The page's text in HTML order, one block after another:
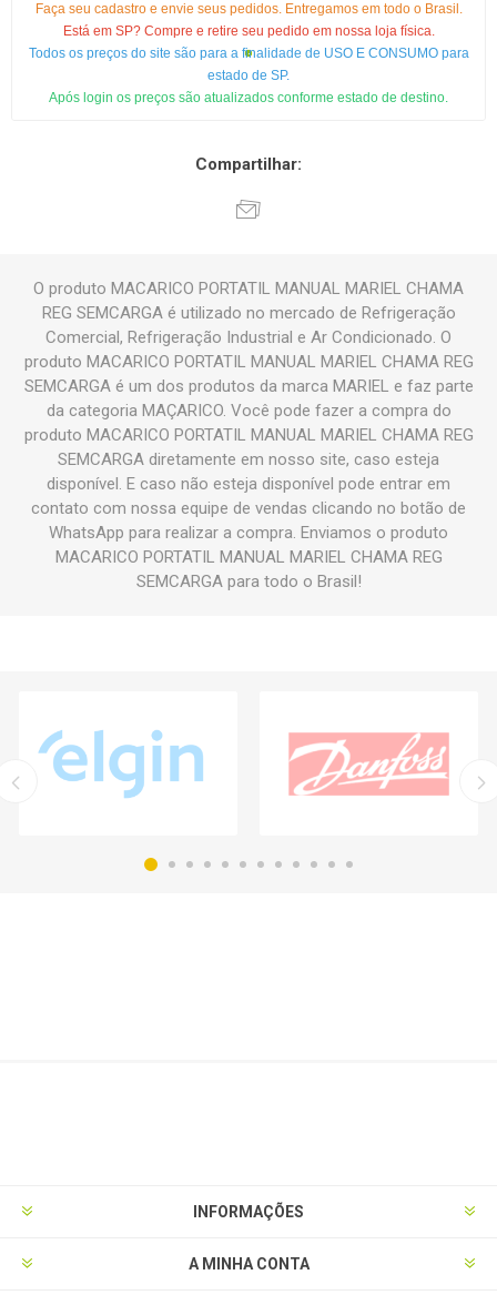
Faça seu cadastro e envie seus pedidos. Entregamos em todo o Brasil.
Está em SP? Compre e retire seu pedido em nossa loja física.
Todos os preços do site são para a finalidade de USO E CONSUMO para
estado de SP.
Após login os preços são atualizados conforme estado de destino.
Compartilhar:
O produto MACARICO PORTATIL MANUAL MARIEL CHAMA
REG SEMCARGA é utilizado no mercado de Refrigeração
Comercial, Refrigeração Industrial e Ar Condicionado. O
produto MACARICO PORTATIL MANUAL MARIEL CHAMA REG
SEMCARGA é um dos produtos da marca MARIEL e faz parte
da categoria MAÇARICO. Você pode fazer a compra do
produto MACARICO PORTATIL MANUAL MARIEL CHAMA REG
SEMCARGA diretamente em nosso site, caso esteja
disponível. E caso não esteja disponível pode entrar em
contato com nossa equipe de vendas clicando no botão de
WhatsApp para realizar a compra. Enviamos o produto
MACARICO PORTATIL MANUAL MARIEL CHAMA REG
SEMCARGA para todo o Brasil!
INFORMAÇÕES
A MINHA CONTA